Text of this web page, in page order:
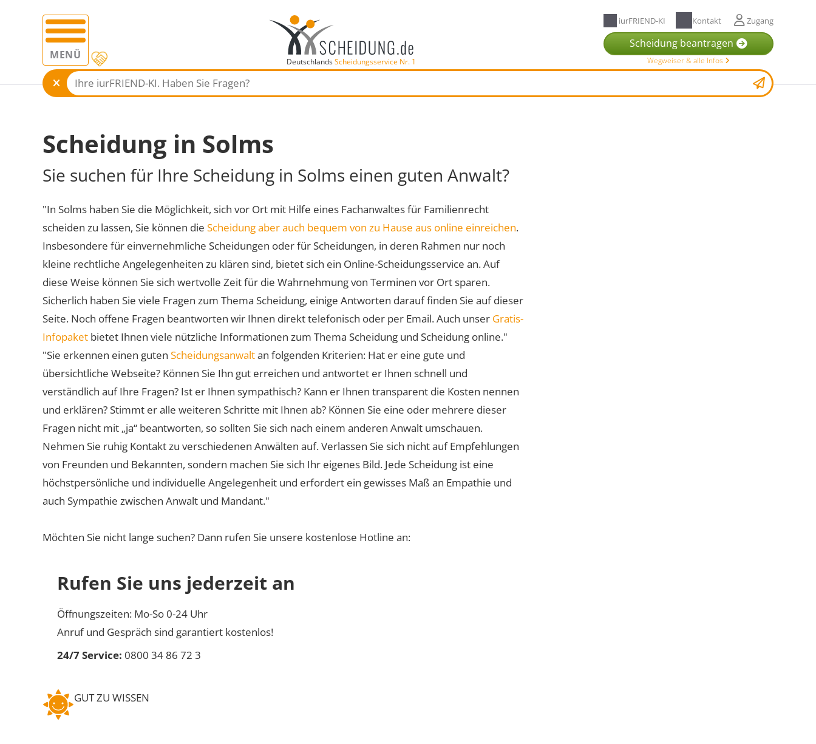
MENÜ DeutschlandsScheidungsservice Nr. 1
iurFRIEND-KI Kontakt Zugang
Scheidung beantragen
Wegweiser & alle Infos
Scheidung in Solms
Sie suchen für Ihre Scheidung in Solms einen guten Anwalt?
"In Solms haben Sie die Möglichkeit, sich vor Ort mit Hilfe eines Fachanwaltes für Familienrecht
scheiden zu lassen, Sie können die Scheidung aber auch bequem von zu Hause aus online einreichen.
Insbesondere für einvernehmliche Scheidungen oder für Scheidungen, in deren Rahmen nur noch
kleine rechtliche Angelegenheiten zu klären sind, bietet sich ein Online-Scheidungsservice an. Auf
diese Weise können Sie sich wertvolle Zeit für die Wahrnehmung von Terminen vor Ort sparen.
Sicherlich haben Sie viele Fragen zum Thema Scheidung, einige Antworten darauf finden Sie auf dieser
Seite. Noch offene Fragen beantworten wir Ihnen direkt telefonisch oder per Email. Auch unser Gratis-
Infopaket bietet Ihnen viele nützliche Informationen zum Thema Scheidung und Scheidung online."
"Sie erkennen einen guten Scheidungsanwaltan folgenden Kriterien: Hat er eine gute und
übersichtliche Webseite? Können Sie Ihn gut erreichen und antwortet er Ihnen schnell und
verständlich auf Ihre Fragen? Ist er Ihnen sympathisch? Kann er Ihnen transparent die Kosten nennen
und erklären? Stimmt er alle weiteren Schritte mit Ihnen ab? Können Sie eine oder mehrere dieser
Fragen nicht mit „ja“ beantworten, so sollten Sie sich nach einem anderen Anwalt umschauen.
Nehmen Sie ruhig Kontakt zu verschiedenen Anwälten auf. Verlassen Sie sich nicht auf Empfehlungen
von Freunden und Bekannten, sondern machen Sie sich Ihr eigenes Bild. Jede Scheidung ist eine
höchstpersönliche und individuelle Angelegenheit und erfordert ein gewisses Maß an Empathie und
auch Sympathie zwischen Anwalt und Mandant."
Möchten Sie nicht lange suchen? Dann rufen Sie unsere kostenlose Hotline an:
Rufen Sie uns jederzeit an
Öffnungszeiten: Mo-So 0-24 Uhr
Anruf und Gespräch sind garantiert kostenlos!
24/7 Service: 0800 34 86 72 3
GUT ZU WISSEN